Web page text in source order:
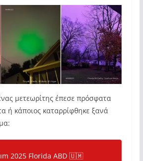
μετεωρίτης έπεσε πρόσφατα
ή κάποιος καταρρίφθηκε ξανά
2025 Florida ABD 🇺🇲